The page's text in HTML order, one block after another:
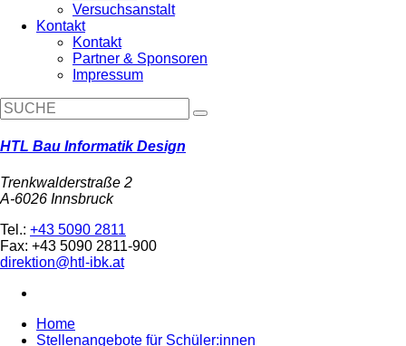
Versuchsanstalt
Kontakt
Kontakt
Partner & Sponsoren
Impressum
HTL Bau Informatik Design
Trenkwalderstraße 2
A-6026 Innsbruck
Tel.: +43 5090 2811
Fax: +43 5090 2811-900
direktion@htl-ibk.at
Home
Stellenangebote für Schüler:innen